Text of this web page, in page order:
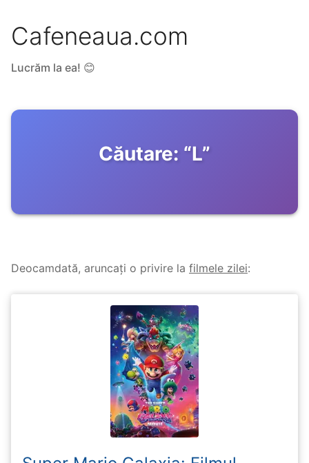
Cafeneaua.com
Lucrăm la ea! 😊
Căutare: “L”
Deocamdată, aruncați o privire la filmele zilei: